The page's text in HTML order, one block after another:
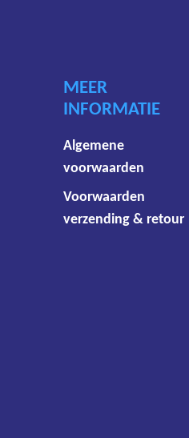
MEER
INFORMATIE
Algemene
voorwaarden
Voorwaarden
verzending & retour